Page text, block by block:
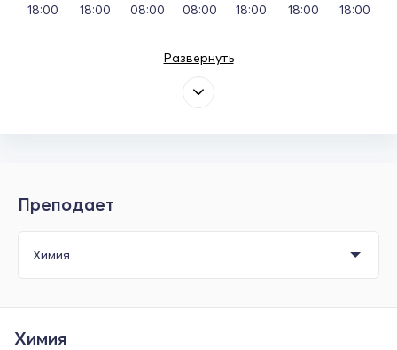
18:00 18:00 08:00 08:00 18:00 18:00 18:00
Развернуть
Преподает
Химия